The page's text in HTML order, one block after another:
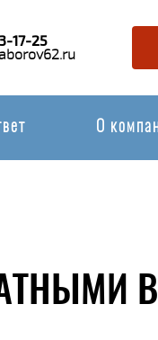
17-25
О